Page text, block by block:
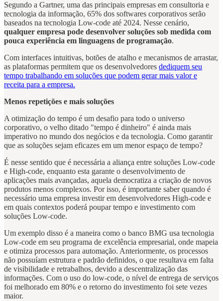
Segundo a Gartner, uma das principais empresas em consultoria e
tecnologia da informação, 65% dos softwares corporativos serão
baseados na tecnologia Low-code até 2024. Nesse cenário,
qualquer empresa pode desenvolver soluções sob medida com
pouca experiência em linguagens de programação.
Com interfaces intuitivas, botões de atalho e mecanismos de arrastar,
as plataformas permitem que os desenvolvedores dediquem seu
tempo trabalhando em soluções que podem gerar mais valor e
receita para a empresa.
Menos repetições e mais soluções
A otimização do tempo é um desafio para todo o universo
corporativo, o velho ditado "tempo é dinheiro" é ainda mais
imperativo no mundo dos negócios e da tecnologia. Como garantir
que as soluções sejam eficazes em um menor espaço de tempo?
É nesse sentido que é necessária a aliança entre soluções Low-code
e High-code, enquanto esta garante o desenvolvimento de
aplicações mais avançadas, aquela democratiza a criação de novos
produtos menos complexos. Por isso, é importante saber quando é
necessário uma empresa investir em desenvolvedores High-code e
em quais contextos poderá poupar tempo e investimento com
soluções Low-code.
Um exemplo disso é a maneira como o banco BMG usa tecnologia
Low-code em seu programa de excelência empresarial, onde mapeia
e otimiza processos para automação. Anteriormente, os processos
não possuíam estrutura e padrão definidos, o que resultava em falta
de visibilidade e retrabalhos, devido a descentralização das
informações. Com o uso do low-code, o nível de entrega de serviços
foi melhorado em 80% e o retorno do investimento foi sete vezes
maior.